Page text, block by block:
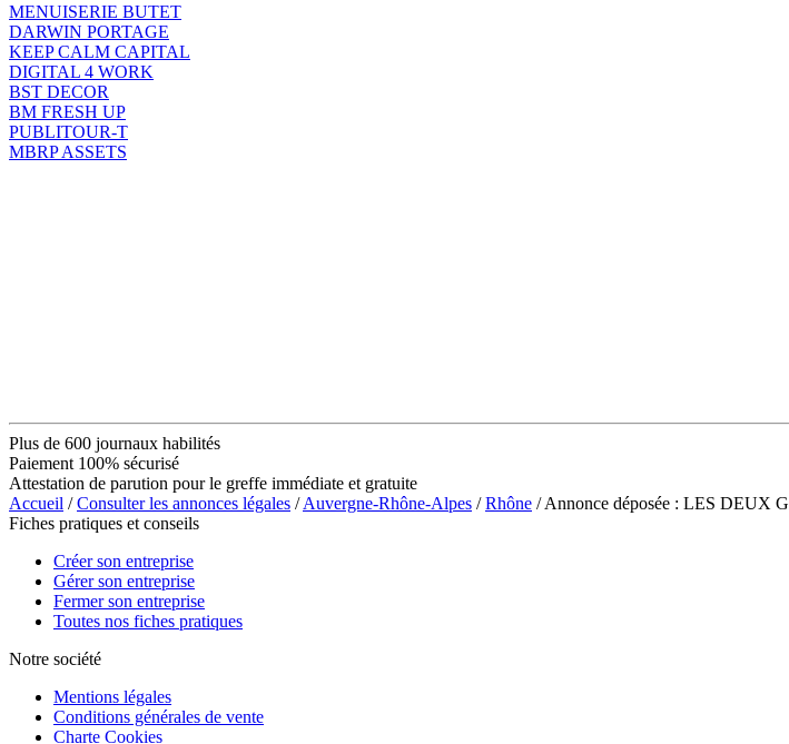
MENUISERIE BUTET
DARWIN PORTAGE
KEEP CALM CAPITAL
DIGITAL 4 WORK
BST DECOR
BM FRESH UP
PUBLITOUR-T
MBRP ASSETS
Plus de 600 journaux habilités
Paiement 100% sécurisé
Attestation de parution pour le greffe immédiate et gratuite
Accueil /Consulter les annonces légales /Auvergne-Rhône-Alpes /Rhône / Annonce déposée : LES DEUX
Fiches pratiques et conseils
Créer son entreprise
Gérer son entreprise
Fermer son entreprise
Toutes nos fiches pratiques
Notre société
Mentions légales
Conditions générales de vente
Charte Cookies